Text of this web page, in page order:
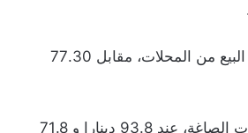
وبلغ سعر غرام الذهب من عيار 21 الأكثر رغبة لدى الأردنيين 81.6 دينارا لجهة البيع من المحلات، مقابل 77.30
وبلغ سعر بيع الغرام الواحد من الذهب عياري 24 و18 لغايات الشراء من محلات الصاغة، عند 93.8 دينارا و 71.8